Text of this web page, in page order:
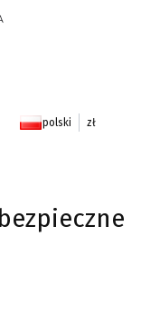
w koszyku: 0.
polski zł